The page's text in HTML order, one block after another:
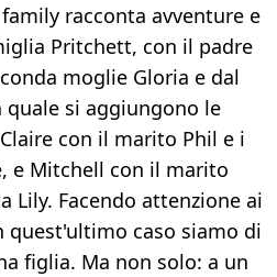
racconta avventure e
Pritchett, con il padre
moglie Gloria e dal
si aggiungono le
con il marito Phil e i
e Mitchell con il marito
Lily. Facendo attenzione ai
quest'ultimo caso siamo di
figlia. Ma non solo: a un